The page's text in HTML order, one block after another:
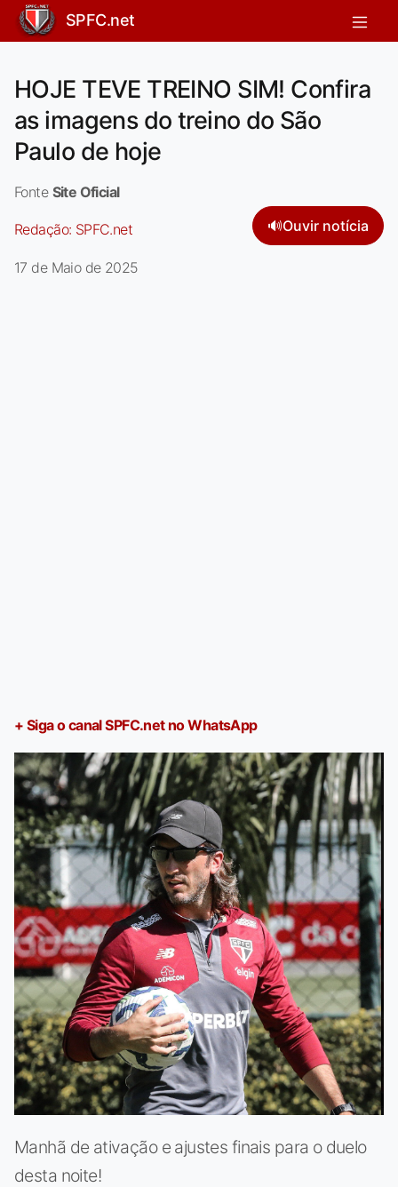
SPFC.net
HOJE TEVE TREINO SIM! Confira
as imagens do treino do São
Paulo de hoje
Fonte Site Oficial
Redação: SPFC.net 🔊Ouvir notícia
17 de Maio de 2025
+ Siga o canal SPFC.net no WhatsApp
Manhã de ativação e ajustes finais para o duelo
desta noite!